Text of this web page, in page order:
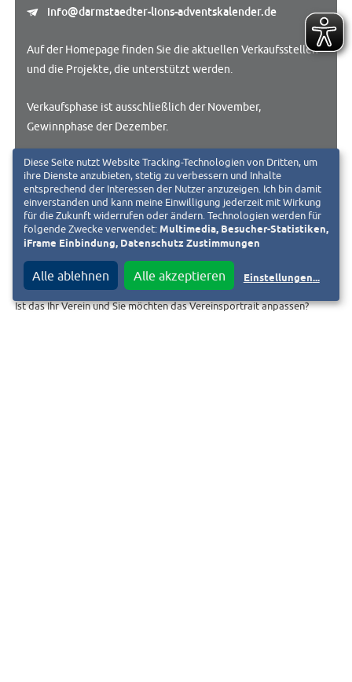
info@darmstaedter-lions-adventskalender.de
Auf der Homepage finden Sie die aktuellen Verkaufsstellen
und die Projekte, die unterstützt werden.
Verkaufsphase ist ausschließlich der November,
Gewinnphase der Dezember.
ZUR WEBSEITE
« Zurück zur Liste
Ist das Ihr Verein und Sie möchten das Vereinsportrait anpassen?
Diese Seite nutzt Website Tracking-Technologien von Dritten, um
ihre Dienste anzubieten, stetig zu verbessern und Inhalte
entsprechend der Interessen der Nutzer anzuzeigen. Ich bin damit
einverstanden und kann meine Einwilligung jederzeit mit Wirkung
für die Zukunft widerrufen oder ändern. Technologien werden für
folgende Zwecke verwendet: Multimedia, Besucher-Statistiken,
iFrame Einbindung, Datenschutz Zustimmungen
Alle ablehnen Alle akzeptieren Einstellungen...